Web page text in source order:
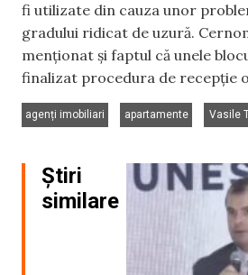
fi utilizate din cauza unor
gradului ridicat de uzură.
menționat și faptul că unele
finalizat procedura de recepție
agenți imobiliari
apartamente
Vasile
Știri
similare